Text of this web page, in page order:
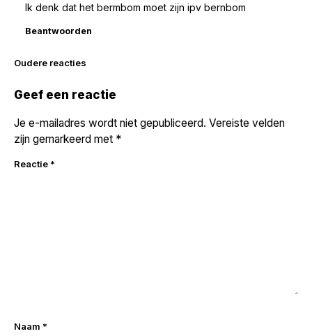
Ik denk dat het bermbom moet zijn ipv bernbom
Beantwoorden
Reacties
navigatie
Oudere reacties
Geef een reactie
Je e-mailadres wordt niet gepubliceerd. Vereiste velden
zijn gemarkeerd met *
Reactie *
Naam *